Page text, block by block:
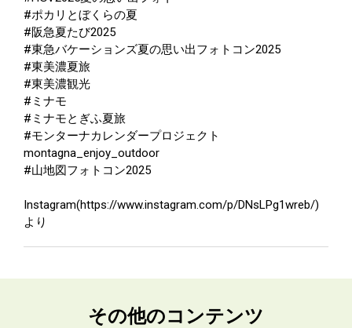
#ポカリとぼくらの夏
#阪急夏たび2025
#東急バケーションズ夏の思い出フォトコン2025
#東美濃夏旅
#東美濃観光
#ミナモ
#ミナモとぎふ夏旅
#モンターナカレンダープロジェクト
montagna_enjoy_outdoor
#山地図フォトコン2025
Instagram(https://www.instagram.com/p/DNsLPg1wreb/)
より
その他のコンテンツ